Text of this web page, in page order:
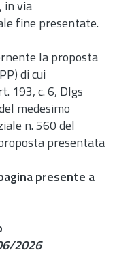
in via
fine presentate.
la proposta
di cui
193, c. 6, Dlgs
medesimo
n. 560 del
presentata
presente a
2026